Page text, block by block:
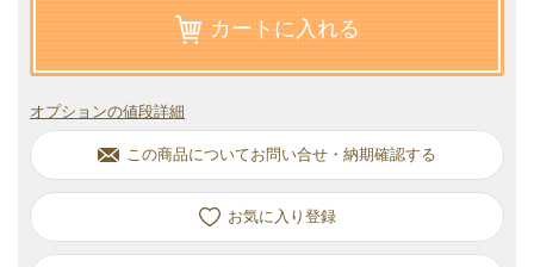
カートに入れる
オプションの値段詳細
この商品についてお問い合せ・納期確認する
お気に入り